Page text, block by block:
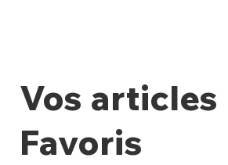
Vos articles
Favoris